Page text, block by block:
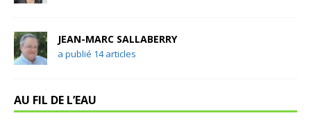
JEAN-MARC SALLABERRY
a publié 14 articles
AU FIL DE L’EAU